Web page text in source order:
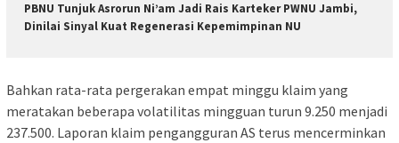
PBNU Tunjuk Asrorun Ni’am Jadi Rais Karteker PWNU Jambi,
Dinilai Sinyal Kuat Regenerasi Kepemimpinan NU
Bahkan rata-rata pergerakan empat minggu klaim yang
meratakan beberapa volatilitas mingguan turun 9.250 menjadi
237.500. Laporan klaim pengangguran AS terus mencerminkan